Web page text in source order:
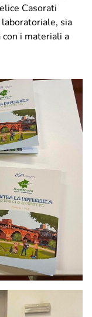
Casorati
sia
i materiali a